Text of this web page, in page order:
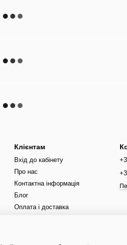
Клієнтам
Вхід до кабінету
Про нас
Контактна інформація
Блог
Оплата і доставка